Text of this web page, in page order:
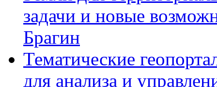
задачи и новые
Брагин
Тематические
для анализа и